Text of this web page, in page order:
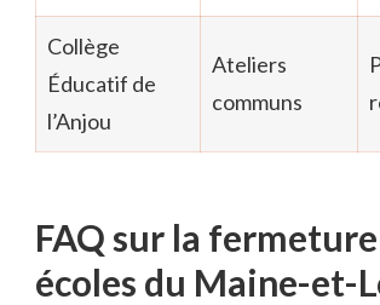
Collège
Éducatif de
l’Anjou
Ateliers
communs
FAQ sur la
écoles du Maine-et-